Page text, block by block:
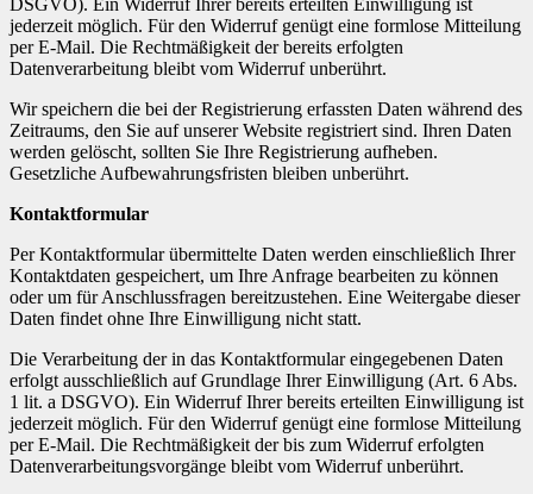
DSGVO). Ein Widerruf Ihrer bereits erteilten Einwilligung ist
jederzeit möglich. Für den Widerruf genügt eine formlose Mitteilung
per E-Mail. Die Rechtmäßigkeit der bereits erfolgten
Datenverarbeitung bleibt vom Widerruf unberührt.
Wir speichern die bei der Registrierung erfassten Daten während des
Zeitraums, den Sie auf unserer Website registriert sind. Ihren Daten
werden gelöscht, sollten Sie Ihre Registrierung aufheben.
Gesetzliche Aufbewahrungsfristen bleiben unberührt.
Kontaktformular
Per Kontaktformular übermittelte Daten werden einschließlich Ihrer
Kontaktdaten gespeichert, um Ihre Anfrage bearbeiten zu können
oder um für Anschlussfragen bereitzustehen. Eine Weitergabe dieser
Daten findet ohne Ihre Einwilligung nicht statt.
Die Verarbeitung der in das Kontaktformular eingegebenen Daten
erfolgt ausschließlich auf Grundlage Ihrer Einwilligung (Art. 6 Abs.
1 lit. a DSGVO). Ein Widerruf Ihrer bereits erteilten Einwilligung ist
jederzeit möglich. Für den Widerruf genügt eine formlose Mitteilung
per E-Mail. Die Rechtmäßigkeit der bis zum Widerruf erfolgten
Datenverarbeitungsvorgänge bleibt vom Widerruf unberührt.